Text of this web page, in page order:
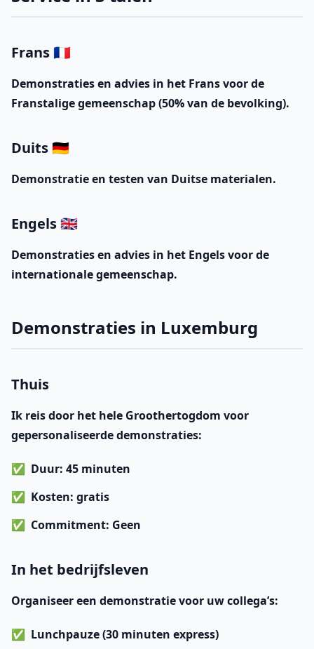
Frans 🇫🇷
Demonstraties en advies in het Frans voor de
Franstalige gemeenschap (50% van de bevolking).
Duits 🇩🇪
Demonstratie en testen van Duitse materialen.
Engels 🇬🇧
Demonstraties en advies in het Engels voor de
internationale gemeenschap.
Demonstraties in Luxemburg
Thuis
Ik reis door het hele Groothertogdom voor
gepersonaliseerde demonstraties:
Duur: 45 minuten
Kosten: gratis
Commitment: Geen
In het bedrijfsleven
Organiseer een demonstratie voor uw collega’s:
Lunchpauze (30 minuten express)